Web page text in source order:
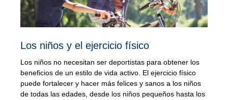
Los niños y el ejercicio físico
Los niños no necesitan ser deportistas para obtener los
beneficios de un estilo de vida activo. El ejercicio físico
puede fortalecer y hacer más felices y sanos a los niños
de todas las edades, desde los niños pequeños hasta los